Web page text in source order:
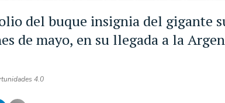
del buque insignia del gigante
de mayo, en su llegada a la
4.0